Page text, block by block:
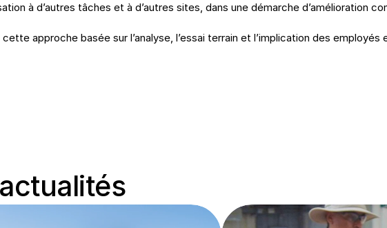
à d’autres tâches et à d’autres sites, dans une démarche d’amélioration
cette approche basée sur l’analyse, l’essai terrain et l’implication des